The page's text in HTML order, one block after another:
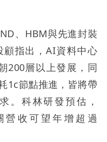
、HBM與先進封裝
顧指出，AI資料中心
200層以上發展，同
1c節點推進，皆將帶
。科林研發預估，
營收可望年增超過